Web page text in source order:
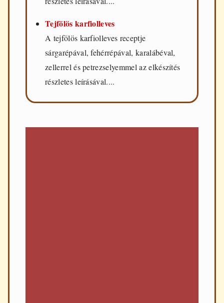
Tejfölös karfiolleves
A tejfölös karfiolleves receptje
sárgarépával, fehérrépával, karalábéval,
zellerrel és petrezselyemmel az elkészítés
részletes leírásával....